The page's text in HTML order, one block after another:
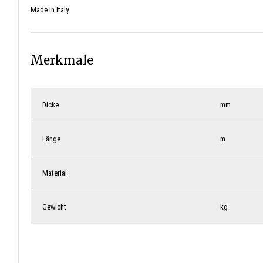
Made in Italy
Merkmale
Dicke mm
Länge m
Material
Gewicht kg